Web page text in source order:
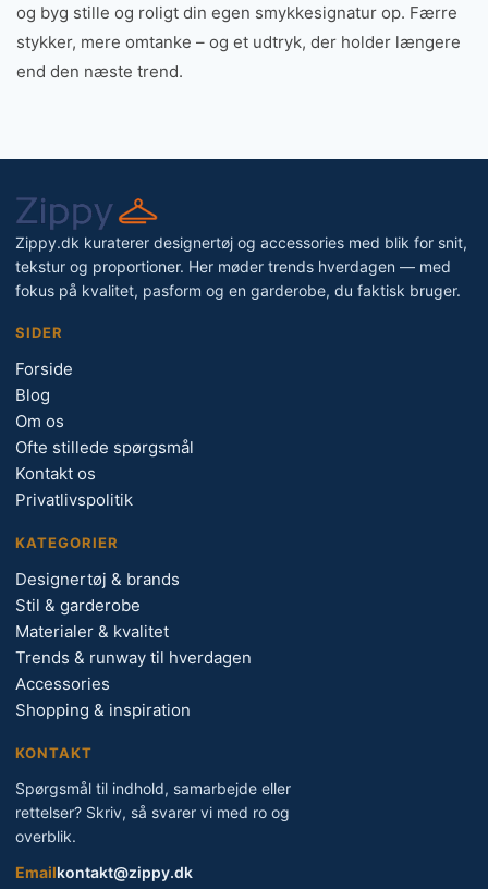
og byg stille og roligt din egen smykkesignatur op. Færre
stykker, mere omtanke – og et udtryk, der holder længere
end den næste trend.
Zippy.dk kuraterer designertøj og accessories med blik for snit,
tekstur og proportioner. Her møder trends hverdagen — med
fokus på kvalitet, pasform og en garderobe, du faktisk bruger.
SIDER
Forside
Blog
Om os
Ofte stillede spørgsmål
Kontakt os
Privatlivspolitik
KATEGORIER
Designertøj & brands
Stil & garderobe
Materialer & kvalitet
Trends & runway til hverdagen
Accessories
Shopping & inspiration
KONTAKT
Spørgsmål til indhold, samarbejde eller
rettelser? Skriv, så svarer vi med ro og
overblik.
Emailkontakt@zippy.dk